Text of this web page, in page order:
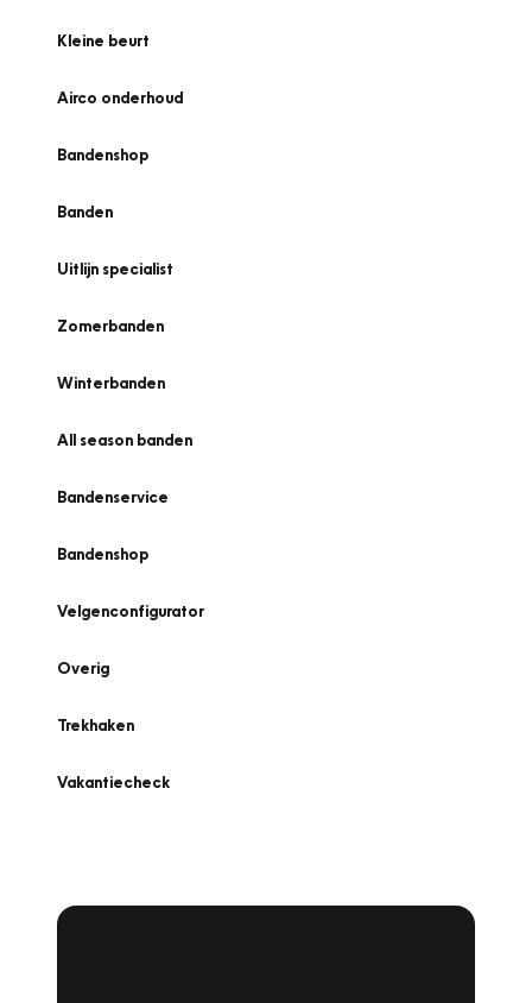
Kleine beurt
Airco onderhoud
Bandenshop
Banden
Uitlijn specialist
Zomerbanden
Winterbanden
All season banden
Bandenservice
Bandenshop
Velgenconfigurator
Overig
Trekhaken
Vakantiecheck